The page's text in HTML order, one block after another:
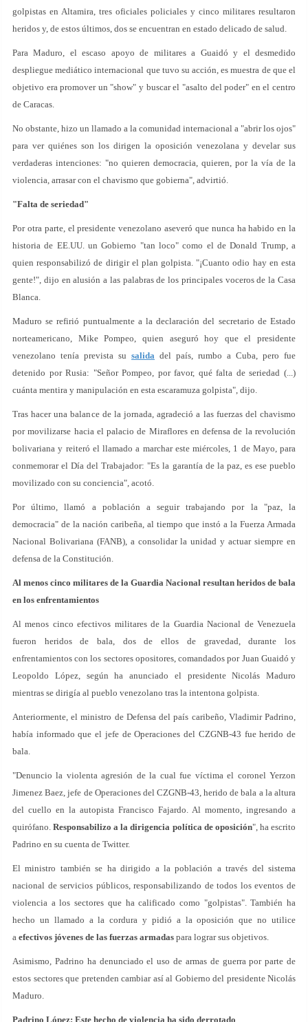
golpistas en Altamira, tres oficiales policiales y cinco militares resultaron
heridos y, de estos últimos, dos se encuentran en estado delicado de salud.
Para Maduro, el escaso apoyo de militares a Guaidó y el desmedido
despliegue mediático internacional que tuvo su acción, es muestra de que el
objetivo era promover un "show" y buscar el "asalto del poder" en el centro
de Caracas.
No obstante, hizo un llamado a la comunidad internacional a "abrir los ojos"
para ver quiénes son los dirigen la oposición venezolana y develar sus
verdaderas intenciones: "no quieren democracia, quieren, por la vía de la
violencia, arrasar con el chavismo que gobierna", advirtió.
"Falta de seriedad"
Por otra parte, el presidente venezolano aseveró que nunca ha habido en la
historia de EE.UU. un Gobierno "tan loco" como el de Donald Trump, a
quien responsabilizó de dirigir el plan golpista. "¡Cuanto odio hay en esta
gente!", dijo en alusión a las palabras de los principales voceros de la Casa
Blanca.
Maduro se refirió puntualmente a la declaración del secretario de Estado
norteamericano, Mike Pompeo, quien aseguró hoy que el presidente
venezolano tenía prevista su salida del país, rumbo a Cuba, pero fue
detenido por Rusia: "Señor Pompeo, por favor, qué falta de seriedad (...)
cuánta mentira y manipulación en esta escaramuza golpista", dijo.
Tras hacer una balance de la jornada, agradeció a las fuerzas del chavismo
por movilizarse hacia el palacio de Miraflores en defensa de la revolución
bolivariana y reiteró el llamado a marchar este miércoles, 1 de Mayo, para
conmemorar el Día del Trabajador: "Es la garantía de la paz, es ese pueblo
movilizado con su conciencia", acotó.
Por último, llamó a población a seguir trabajando por la "paz, la
democracia" de la nación caribeña, al tiempo que instó a la Fuerza Armada
Nacional Bolivariana (FANB), a consolidar la unidad y actuar siempre en
defensa de la Constitución.
Al menos cinco militares de la Guardia Nacional resultan heridos de bala
en los enfrentamientos
Al menos cinco efectivos militares de la Guardia Nacional de Venezuela
fueron heridos de bala, dos de ellos de gravedad, durante los
enfrentamientos con los sectores opositores, comandados por Juan Guaidó y
Leopoldo López, según ha anunciado el presidente Nicolás Maduro
mientras se dirigía al pueblo venezolano tras la intentona golpista.
Anteriormente, el ministro de Defensa del país caribeño, Vladimir Padrino,
había informado que el jefe de Operaciones del CZGNB-43 fue herido de
bala.
"Denuncio la violenta agresión de la cual fue víctima el coronel Yerzon
Jimenez Baez, jefe de Operaciones del CZGNB-43, herido de bala a la altura
del cuello en la autopista Francisco Fajardo. Al momento, ingresando a
quirófano.Responsabilizo a la dirigencia política de oposición", ha escrito
Padrino en su cuenta de Twitter.
El ministro también se ha dirigido a la población a través del sistema
nacional de servicios públicos, responsabilizando de todos los eventos de
violencia a los sectores que ha calificado como "golpistas". También ha
hecho un llamado a la cordura y pidió a la oposición que no utilice
a efectivos jóvenes de las fuerzas armadas para lograr sus objetivos.
Asimismo, Padrino ha denunciado el uso de armas de guerra por parte de
estos sectores que pretenden cambiar así al Gobierno del presidente Nicolás
Maduro.
Padrino López: Este hecho de violencia ha sido derrotado